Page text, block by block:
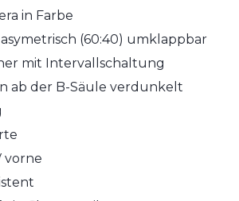
in Farbe
(60:40) umklappbar
mit Intervallschaltung
ab der B-Säule verdunkelt
vorne